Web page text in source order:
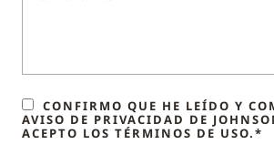
CONFIRMO QUE HE LEÍDO Y
AVISO DE PRIVACIDAD DE
ACEPTO LOS TÉRMINOS DE USO.*